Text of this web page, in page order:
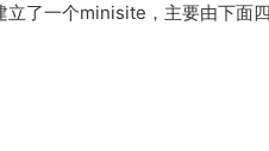
立了一个minisite，主要由下面